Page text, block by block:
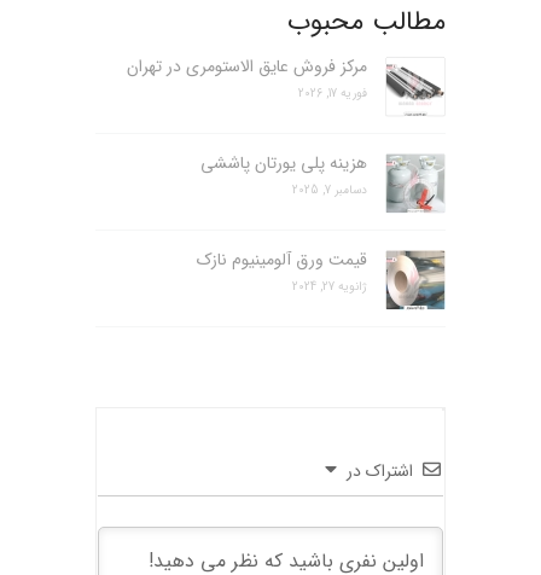
مطالب محبوب
مرکز فروش عایق الاستومری در تهران
فوریه 17, 2026
هزینه پلی یورتان پاششی
دسامبر 7, 2025
قیمت ورق آلومینیوم نازک
ژانویه 27, 2024
اشتراک در